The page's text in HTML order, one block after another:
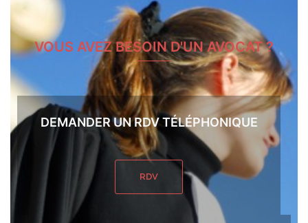
VOUS AVEZ BESOIN D'UN AVOCAT ?
DEMANDER UN RDV TÉLÉPHONIQUE
RDV